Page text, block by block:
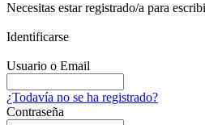
Necesitas estar registrado/a para
Identificarse
Usuario o Email
¿Todavía no se ha registrado?
Contraseña